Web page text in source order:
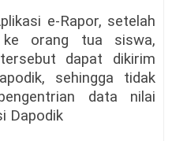
e-Rapor, setelah
ke orang tua siswa,
dapat dikirim
sehingga tidak
data nilai
Dapodik